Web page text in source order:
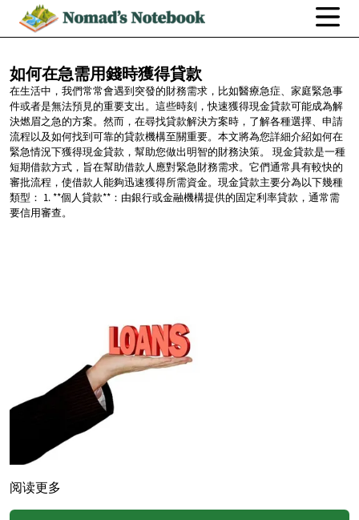
如何在急需用錢時獲得貸款
在生活中，我們常常會遇到突發的財務需求，比如醫療急症、家庭緊急事
件或者是無法預見的重要支出。這些時刻，快速獲得現金貸款可能成為解
決燃眉之急的方案。然而，在尋找貸款解決方案時，了解各種選擇、申請
流程以及如何找到可靠的貸款機構至關重要。本文將為您詳細介紹如何在
緊急情況下獲得現金貸款，幫助您做出明智的財務決策。 現金貸款是一種
短期借款方式，旨在幫助借款人應對緊急財務需求。它們通常具有較快的
審批流程，使借款人能夠迅速獲得所需資金。現金貸款主要分為以下幾種
類型： 1. **個人貸款**：由銀行或金融機構提供的固定利率貸款，通常需
要信用審查。
阅读更多